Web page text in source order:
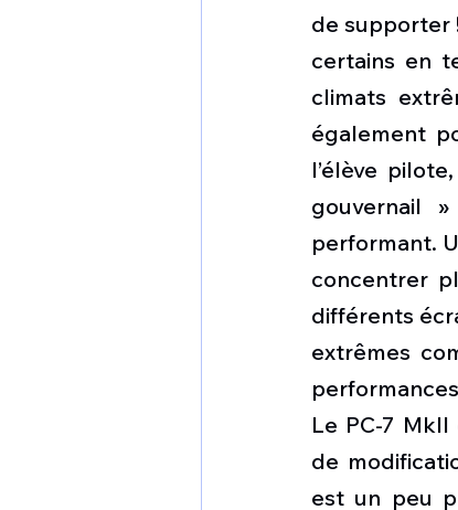
de supporter
certains en
climats
également
l’élève
gouvernail
performant.
concentrer
différents
extrêmes
Le PC-7
de
est un peu